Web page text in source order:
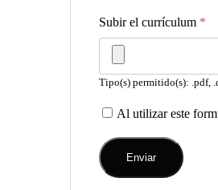
Subir el currículum *
Tipo(s) permitido(s): .pdf,
Al utilizar este